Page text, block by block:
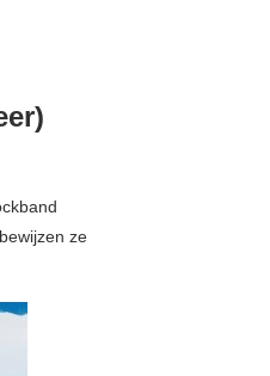
bewijzen ze